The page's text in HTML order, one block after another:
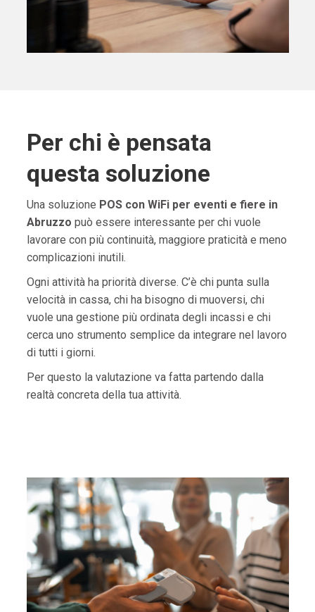
Per chi è pensata
questa soluzione
Una soluzione POS con WiFi per eventi e fiere in
Abruzzo può essere interessante per chi vuole
lavorare con più continuità, maggiore praticità e meno
complicazioni inutili.
Ogni attività ha priorità diverse. C’è chi punta sulla
velocità in cassa, chi ha bisogno di muoversi, chi
vuole una gestione più ordinata degli incassi e chi
cerca uno strumento semplice da integrare nel lavoro
di tutti i giorni.
Per questo la valutazione va fatta partendo dalla
realtà concreta della tua attività.